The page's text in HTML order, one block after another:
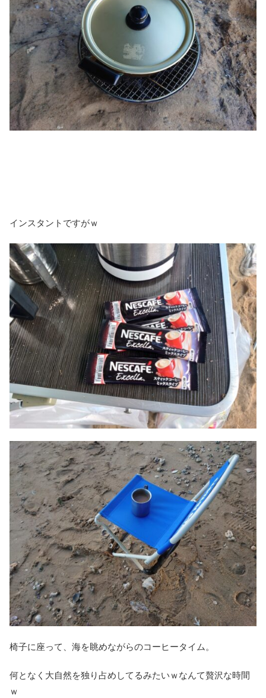
インスタントですがｗ
椅子に座って、海を眺めながらのコーヒータイム。
何となく大自然を独り占めしてるみたいｗなんて贅沢な時間
ｗ